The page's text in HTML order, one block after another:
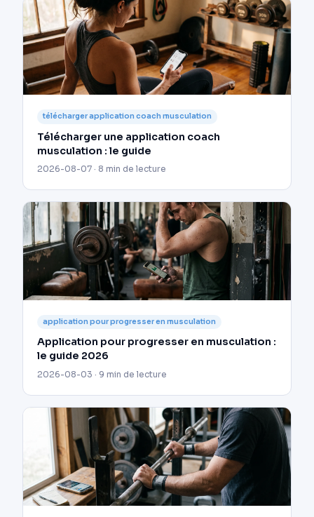
télécharger application coach musculation
Télécharger une application coach
musculation : le guide
2026-08-07 · 8 min de lecture
application pour progresser en musculation
Application pour progresser en musculation :
le guide 2026
2026-08-03 · 9 min de lecture